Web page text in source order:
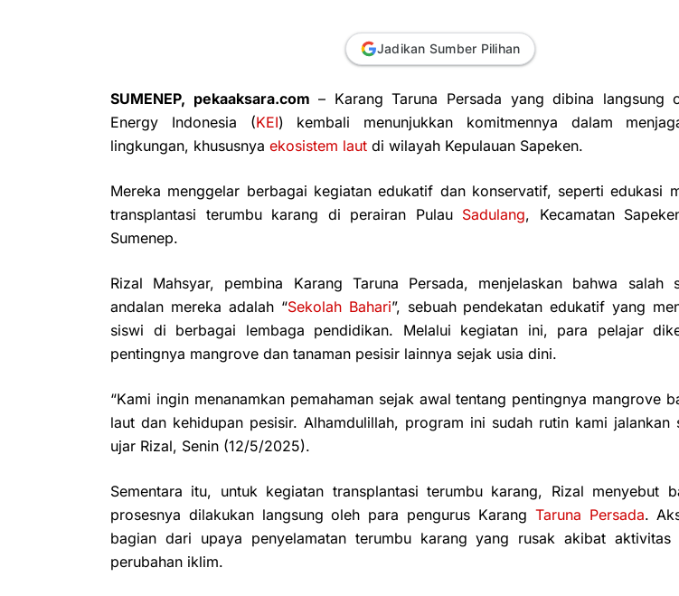
Jadikan Sumber Pilihan
SUMENEP, pekaaksara.com – Karang Taruna Persada yang dibina langsung
Energy Indonesia (KEI) kembali menunjukkan komitmennya dalam
lingkungan, khususnya ekosistem laut di wilayah Kepulauan Sapeken.
Mereka menggelar berbagai kegiatan edukatif dan konservatif, seperti edukasi
transplantasi terumbu karang di perairan Pulau Sadulang, Kecamatan
Sumenep.
Rizal Mahsyar, pembina Karang Taruna Persada, menjelaskan bahwa salah
andalan mereka adalah “Sekolah Bahari”, sebuah pendekatan edukatif yang
siswi di berbagai lembaga pendidikan. Melalui kegiatan ini, para pelajar
pentingnya mangrove dan tanaman pesisir lainnya sejak usia dini.
“Kami ingin menanamkan pemahaman sejak awal tentang pentingnya mangrove
laut dan kehidupan pesisir. Alhamdulillah, program ini sudah rutin kami jalankan
ujar Rizal, Senin (12/5/2025).
Sementara itu, untuk kegiatan transplantasi terumbu karang, Rizal menyebut
prosesnya dilakukan langsung oleh para pengurus Karang Taruna Persada.
bagian dari upaya penyelamatan terumbu karang yang rusak akibat aktivitas
perubahan iklim.